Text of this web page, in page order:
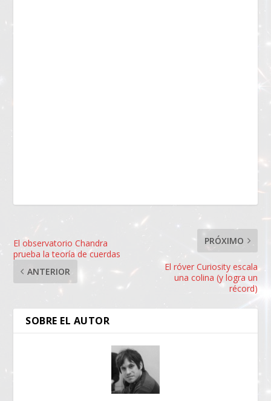
El observatorio Chandra
prueba la teoría de cuerdas
ANTERIOR
PRÓXIMO
El róver Curiosity escala
una colina (y logra un
récord)
SOBRE EL AUTOR